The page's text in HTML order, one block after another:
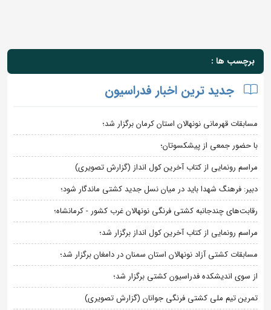
برچسب ها :
جدید ترین اخبار فدراسیون
مسابقات قهرمانی نونهالان استان کرمان برگزار شد؛
با حضور جمعی از پیشکسوتان؛
مراسم رونمایی از کتاب آخرین کول انداز (گزارش تصویری)
دبیر: فرهنگ شهدا باید در میان نسل جدید کشتی ماندگار شود؛
رقابت‌های چندجانبه کشتی فرنگی نونهالان غرب کشور - کرمانشاه؛
مراسم رونمایی از کتاب آخرین کول انداز برگزار شد؛
مسابقات کشتی آزاد نونهالان استان سمنان در دامغان برگزار شد؛
از سوی اندیشکده فدراسیون کشتی برگزار شد؛
تمرین تیم ملی کشتی فرنگی جوانان (گزارش تصویری)